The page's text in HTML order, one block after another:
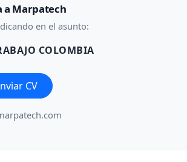
a Marpatech
en el asunto:
COLOMBIA
CV